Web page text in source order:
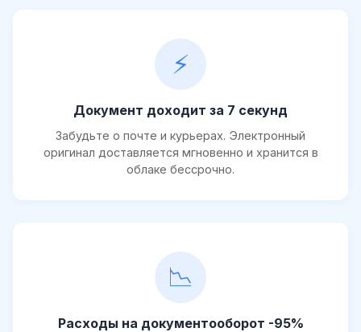
⚡
Документ доходит за 7 секунд
Забудьте о почте и курьерах. Электронный
оригинал доставляется мгновенно и хранится в
облаке бессрочно.
📉
Расходы на документооборот -95%